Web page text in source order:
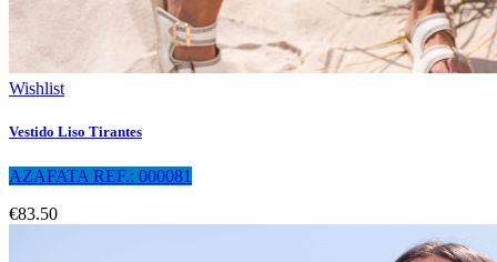
Wishlist
Vestido Liso Tirantes
AZAFATA REF.: 000081
€83.50